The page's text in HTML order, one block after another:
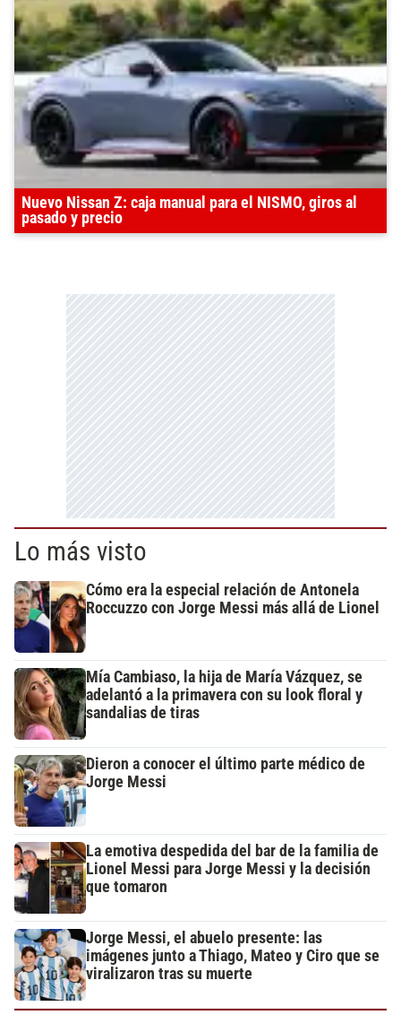
Nuevo Nissan Z: caja manual para el NISMO, giros al
pasado y precio
Lo más visto
Cómo era la especial relación de Antonela
Roccuzzo con Jorge Messi más allá de Lionel
Mía Cambiaso, la hija de María Vázquez, se
adelantó a la primavera con su look floral y
sandalias de tiras
Dieron a conocer el último parte médico de
Jorge Messi
La emotiva despedida del bar de la familia de
Lionel Messi para Jorge Messi y la decisión
que tomaron
Jorge Messi, el abuelo presente: las
imágenes junto a Thiago, Mateo y Ciro que se
viralizaron tras su muerte